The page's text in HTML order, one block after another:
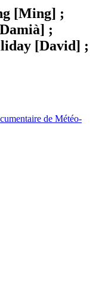
[Ming] ;
;
[David] ;
de Météo-